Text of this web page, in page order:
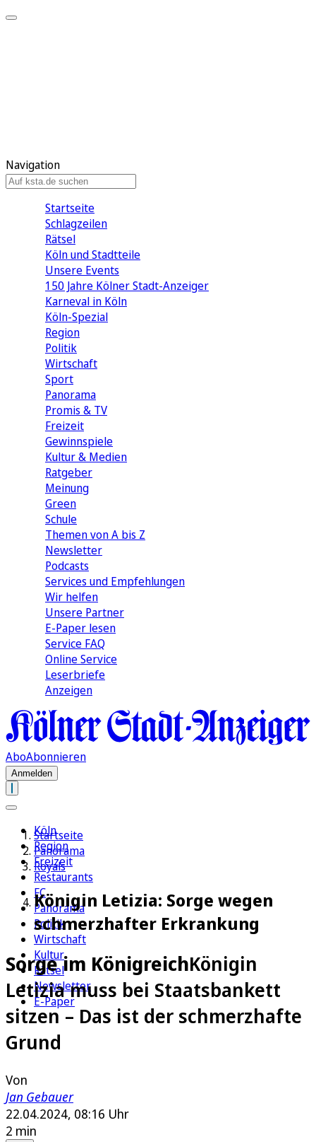
Navigation
Startseite
Schlagzeilen
Rätsel
Köln und Stadtteile
Unsere Events
150 Jahre Kölner Stadt-Anzeiger
Karneval in Köln
Köln-Spezial
Region
Politik
Wirtschaft
Sport
Panorama
Promis & TV
Freizeit
Gewinnspiele
Kultur & Medien
Ratgeber
Meinung
Green
Schule
Themen von A bis Z
Newsletter
Podcasts
Services und Empfehlungen
Wir helfen
Unsere Partner
E-Paper lesen
Service FAQ
Online Service
Leserbriefe
Anzeigen
AboAbonnieren
Anmelden
Köln
Region
Freizeit
Restaurants
FC
Panorama
Politik
Wirtschaft
Kultur
Rätsel
Newsletter
E-Paper
Startseite
Panorama
Royals
Königin Letizia: Sorge wegen
schmerzhafter Erkrankung
Sorge im KönigreichKönigin
Letizia muss bei Staatsbankett
sitzen – Das ist der schmerzhafte
Grund
Von
Jan Gebauer
22.04.2024, 08:16 Uhr
2 min